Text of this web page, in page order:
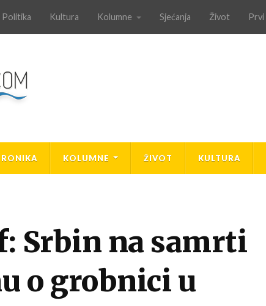
Politika Kultura Kolumne Sjećanja Život
KOLUMNE ŽIVOT KULTURA
Srbin na samrti
o grobnici u